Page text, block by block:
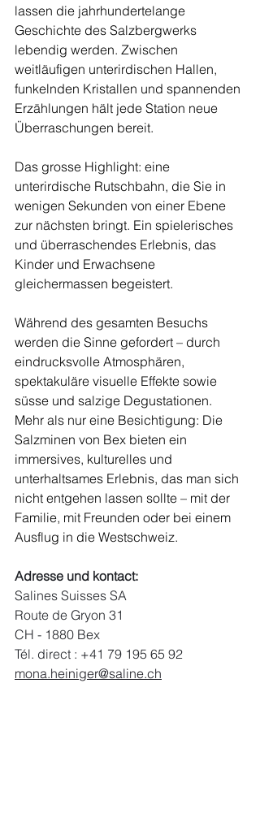
lassen die jahrhundertelange
Geschichte des Salzbergwerks
lebendig werden. Zwischen
weitläufigen unterirdischen Hallen,
funkelnden Kristallen und spannenden
Erzählungen hält jede Station neue
Überraschungen bereit.
Das grosse Highlight: eine
unterirdische Rutschbahn, die Sie in
wenigen Sekunden von einer Ebene
zur nächsten bringt. Ein spielerisches
und überraschendes Erlebnis, das
Kinder und Erwachsene
gleichermassen begeistert.
Während des gesamten Besuchs
werden die Sinne gefordert – durch
eindrucksvolle Atmosphären,
spektakuläre visuelle Effekte sowie
süsse und salzige Degustationen.
Mehr als nur eine Besichtigung: Die
Salzminen von Bex bieten ein
immersives, kulturelles und
unterhaltsames Erlebnis, das man sich
nicht entgehen lassen sollte – mit der
Familie, mit Freunden oder bei einem
Ausflug in die Westschweiz.
Adresse und kontact:
Salines Suisses SA
Route de Gryon 31
CH - 1880 Bex
Tél. direct : +41 79 195 65 92
mona.heiniger@saline.ch